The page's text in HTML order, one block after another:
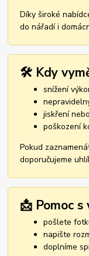
Díky široké
do nářadí i
🛠️ Kdy
snížení
jiskření
poškození
Pokud
doporučujeme
📩 Pomoc s
pošlete
napište
doplníme